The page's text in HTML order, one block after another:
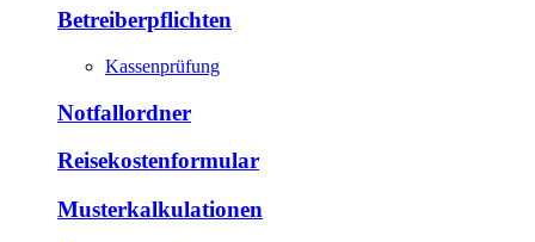
Betreiberpflichten
Kassenprüfung
Notfallordner
Reisekostenformular
Musterkalkulationen